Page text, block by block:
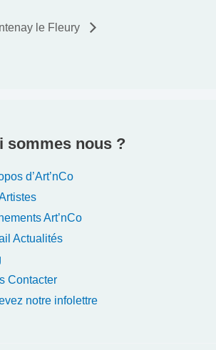
le Fleury
sommes nous ?
d’Art’nCo
Art’nCo
Actualités
Contacter
notre infolettre